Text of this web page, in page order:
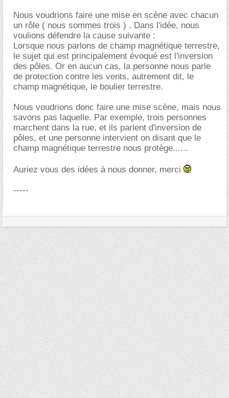
Nous voudrions faire une mise en scène avec chacun
un rôle ( nous sommes trois ) . Dans l'idée, nous
voulions défendre la cause suivante :
Lorsque nous parlons de champ magnétique terrestre,
le sujet qui est principalement évoqué est l'inversion
des pôles. Or en aucun cas, la personne nous parle
de protection contre les vents, autrement dit, le
champ magnétique, le boulier terrestre.
Nous voudrions donc faire une mise scène, mais nous
savons pas laquelle. Par exemple, trois personnes
marchent dans la rue, et ils parlent d'inversion de
pôles, et une personne intervient on disant que le
champ magnétique terrestre nous protège......
Auriez vous des idées à nous donner, merci
-----